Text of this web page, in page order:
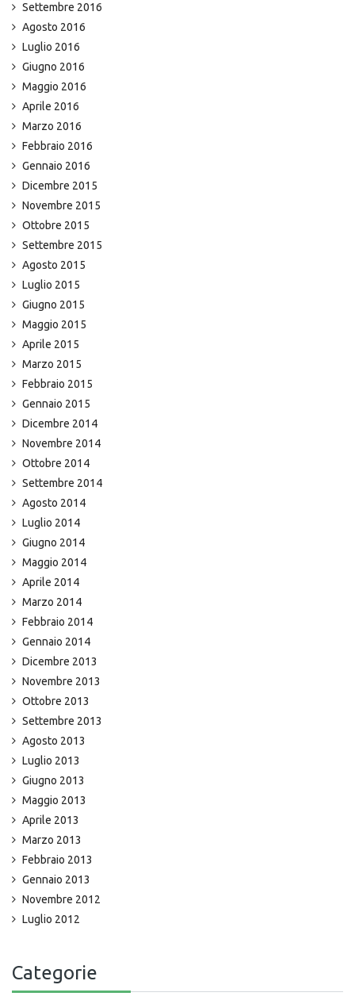
Settembre 2016
Agosto 2016
Luglio 2016
Giugno 2016
Maggio 2016
Aprile 2016
Marzo 2016
Febbraio 2016
Gennaio 2016
Dicembre 2015
Novembre 2015
Ottobre 2015
Settembre 2015
Agosto 2015
Luglio 2015
Giugno 2015
Maggio 2015
Aprile 2015
Marzo 2015
Febbraio 2015
Gennaio 2015
Dicembre 2014
Novembre 2014
Ottobre 2014
Settembre 2014
Agosto 2014
Luglio 2014
Giugno 2014
Maggio 2014
Aprile 2014
Marzo 2014
Febbraio 2014
Gennaio 2014
Dicembre 2013
Novembre 2013
Ottobre 2013
Settembre 2013
Agosto 2013
Luglio 2013
Giugno 2013
Maggio 2013
Aprile 2013
Marzo 2013
Febbraio 2013
Gennaio 2013
Novembre 2012
Luglio 2012
Categorie